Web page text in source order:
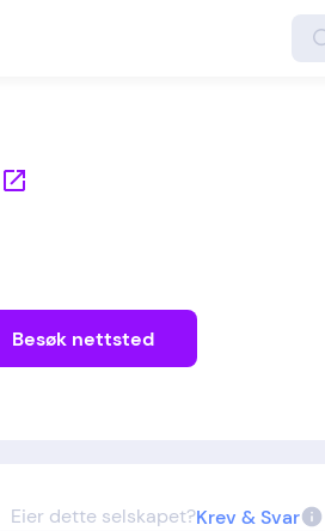
Besøk nettsted
Eier dette selskapet?Krev & Svar